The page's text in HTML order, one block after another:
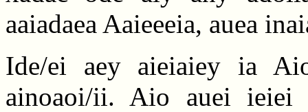
aaiadaea Aaieeeia, auea
Ide/ei aey aieiaiey ia
ainoaoi/ii. Aio auei ieiei